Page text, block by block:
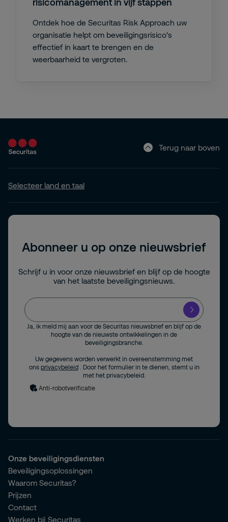
Ontdek hoe de Securitas Risk Approach uw
organisatie helpt om beveiligingsrisico's
effectief in kaart te brengen en de
weerbaarheid te vergroten.
Terug naar boven
Selecteer land en taal
Abonneer u op onze nieuwsbrief
Schrijf u in voor onze nieuwsbrief en blijf op de hoogte
van het laatste beveiligingsnieuws.
Ja, ik meld mij aan voor de Securitas nieuwsbrief en blijf op de
hoogte van de nieuwste ontwikkelingen in de
beveiligingsbranche.
Uw gegevens worden verwerkt in overeenstemming met
ons privacybeleid
. Door het formulier in te dienen, stemt u in
met het privacybeleid.
Anti-robotverificatie
Onze beveiligingsdiensten
Beveiligingsoplossingen
Waarom Securitas?
Prijzen
Contact
Werken bij Securitas